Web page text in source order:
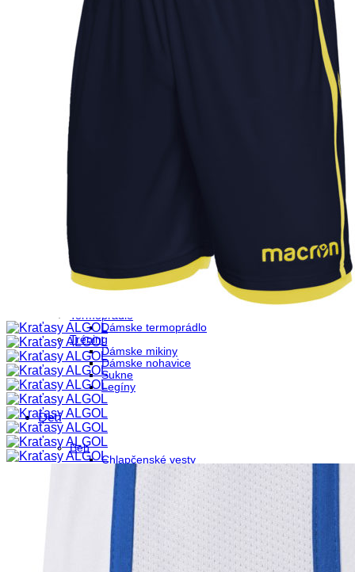
Beh
Dámske nohavice
Dámske tričká
Termoprádlo
Dámske termoprádlo
Tréning
Dámske mikiny
Dámske nohavice
Sukne
Legíny
Deti
Beh
Chlapčenské vesty
Chlapčenské bundy
Chlapčenské kraťasy
Detské ponožky
Chlapčenké tričká
Dievčenské bundy
Dievčenské kraťasy
Dievčenské tričká
Tenisky